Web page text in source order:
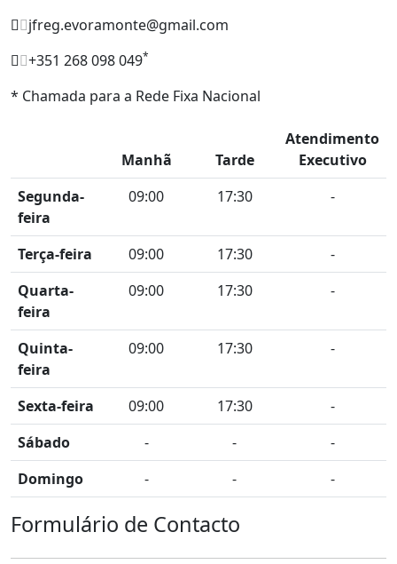
jfreg.evoramonte@gmail.com
+351 268 098 049*
* Chamada para a Rede Fixa Nacional
Manhã Tarde
Atendimento
Executivo
Segunda-
feira
09:00 17:30 -
Terça-feira 09:00 17:30
-
Quarta-
feira
09:00 17:30 -
Quinta-
feira
09:00 17:30 -
Sexta-feira 09:00 17:30
-
Sábado
- -
-
Domingo
- - -
Formulário de Contacto